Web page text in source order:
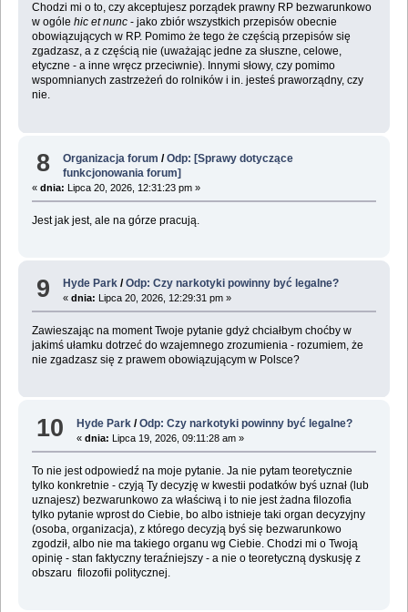
Chodzi mi o to, czy akceptujesz porządek prawny RP bezwarunkowo
w ogóle hic et nunc- jako zbiór wszystkich przepisów obecnie
obowiązujących w RP. Pomimo że tego że częścią przepisów się
zgadzasz, a z częścią nie (uważając jedne za słuszne, celowe,
etyczne - a inne wręcz przeciwnie). Innymi słowy, czy pomimo
wspomnianych zastrzeżeń do rolników i in. jesteś praworządny, czy
nie.
8 Organizacja forum /Odp: [Sprawy dotyczące
funkcjonowania forum]
« dnia: Lipca 20, 2026, 12:31:23 pm »
Jest jak jest, ale na górze pracują.
9 Hyde Park /Odp: Czy narkotyki powinny być legalne?
«dnia: Lipca 20, 2026, 12:29:31 pm »
Zawieszając na moment Twoje pytanie gdyż chciałbym choćby w
jakimś ułamku dotrzeć do wzajemnego zrozumienia - rozumiem, że
nie zgadzasz się z prawem obowiązującym w Polsce?
10 Hyde Park /Odp: Czy narkotyki powinny być legalne?
«dnia: Lipca 19, 2026, 09:11:28 am »
To nie jest odpowiedź na moje pytanie. Ja nie pytam teoretycznie
tylko konkretnie - czyją Ty decyzję w kwestii podatków byś uznał (lub
uznajesz) bezwarunkowo za właściwą i to nie jest żadna filozofia
tylko pytanie wprost do Ciebie, bo albo istnieje taki organ decyzyjny
(osoba, organizacja), z którego decyzją byś się bezwarunkowo
zgodził, albo nie ma takiego organu wg Ciebie. Chodzi mi o Twoją
opinię - stan faktyczny teraźniejszy - a nie o teoretyczną dyskusję z
obszaru filozofii politycznej.